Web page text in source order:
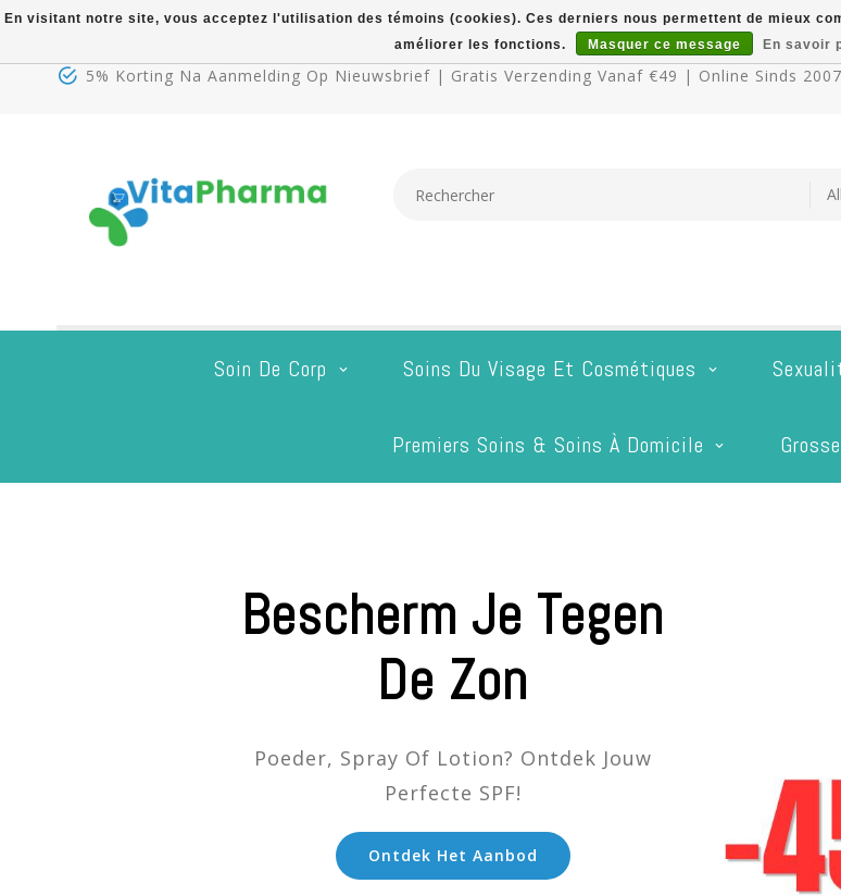
5% Korting Na Aanmelding Op Nieuwsbrief | Gratis Verzending Vanaf €49 | Online Sinds 2007
Soin De Corp Soins Du Visage Et Cosmétiques
Premiers Soins & Soins À Domicile
Bescherm Je Tegen
De Zon
Poeder, Spray Of Lotion? Ontdek Jouw
Perfecte SPF!
Ontdek Het Aanbod
En visitant notre site, vous acceptez l'utilisation des témoins (cookies). Ces derniers nous permettent de mieux
améliorer les fonctions.
Masquer ce message En savoir